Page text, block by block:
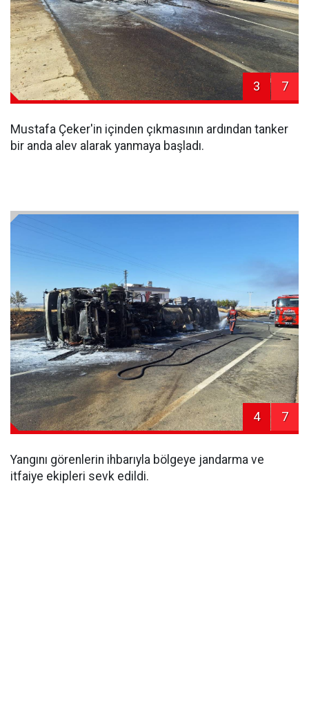
3 7
Mustafa Çeker'in içinden çıkmasının ardından tanker
bir anda alev alarak yanmaya başladı.
4 7
Yangını görenlerin ihbarıyla bölgeye jandarma ve
itfaiye ekipleri sevk edildi.